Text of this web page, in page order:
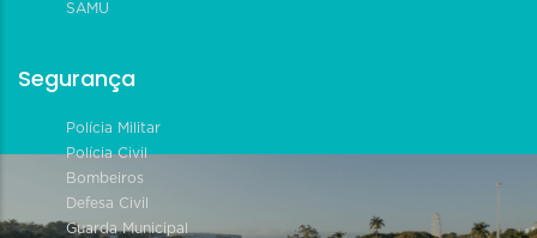
SAMU
Segurança
Polícia Militar
Polícia Civil
Bombeiros
Defesa Civil
Guarda Municipal